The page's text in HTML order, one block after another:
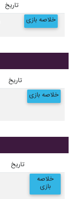
تاریخ
خلاصه بازی
تاریخ
خلاصه بازی
تاریخ
خلاصه
بازی